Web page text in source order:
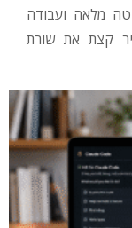
מלאה ועבודה
קצת את שורת